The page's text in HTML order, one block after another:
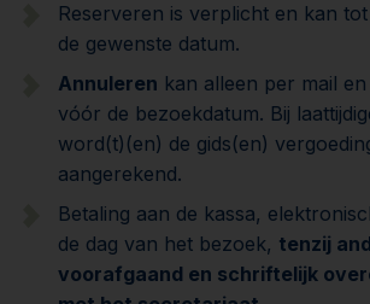
Reserveren is verplicht en kan
de gewenste datum.
Annuleren kan alleen per mail
vóór de bezoekdatum. Bij
word(t)(en) de gids(en)
aangerekend.
Betaling aan de kassa,
de dag van het bezoek, tenzij
voorafgaand en schriftelijk